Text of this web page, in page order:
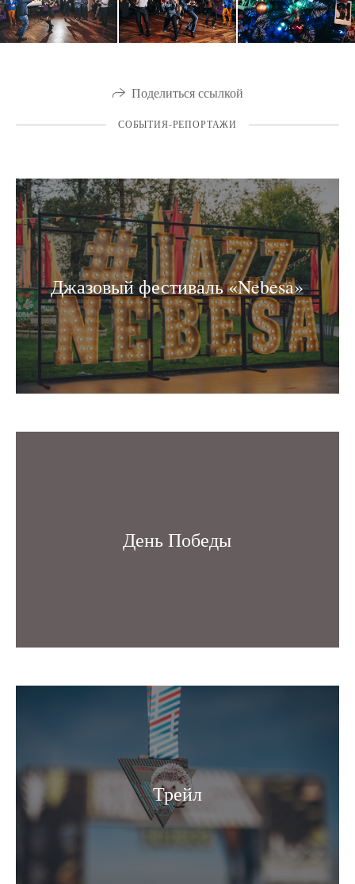
Поделиться ссылкой
СОБЫТИЯ-РЕПОРТАЖИ
Джазовый фестиваль «Nebesa»
День Победы
Трейл